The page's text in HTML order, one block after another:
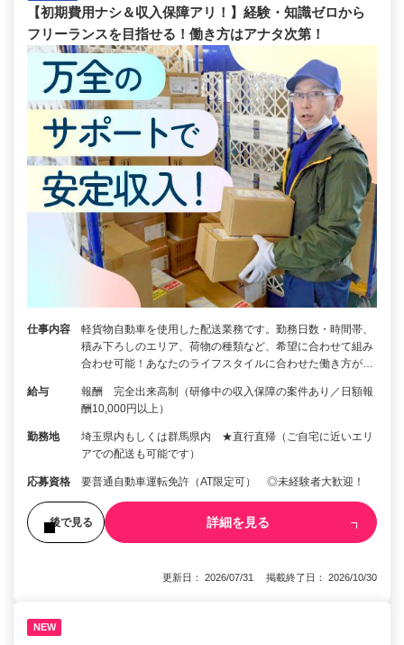
【初期費用ナシ＆収入保障アリ！】経験・知識ゼロから
フリーランスを目指せる！働き方はアナタ次第！
仕事内容
軽貨物自動車を使用した配送業務です。勤務日数・時間帯、
積み下ろしのエリア、荷物の種類など、希望に合わせて組み
合わせ可能！あなたのライフスタイルに合わせた働き方が…
給与
報酬 完全出来高制（研修中の収入保障の案件あり／日額報
酬10,000円以上）
勤務地
埼玉県内もしくは群馬県内 ★直行直帰（ご自宅に近いエリ
アでの配送も可能です）
応募資格 要普通自動車運転免許（AT限定可） ◎未経験者大歓迎！
後で見る 詳細を見る
更新日： 2026/07/31 掲載終了日： 2026/10/30
NEW